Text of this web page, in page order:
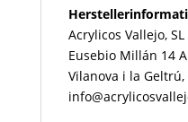
Acrylicos Vallejo, SL
Eusebio Millán 14
Vilanova i la Geltrú,